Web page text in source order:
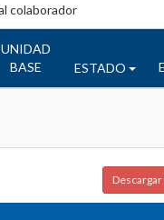
colaborador
UNIDAD
BASE
ESTADO
Descargar